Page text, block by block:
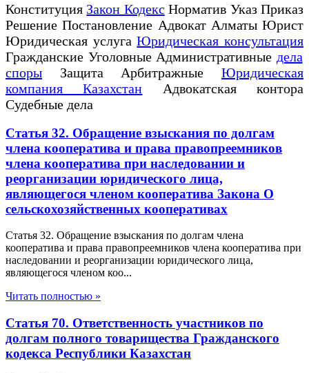
Конституция Закон Кодекс Норматив Указ Приказ
Решение Постановление Адвокат Алматы Юрист
Юридическая услугаЮридическая консультация
Гражданские Уголовные Административные дела
споры Защита Арбитражные Юридическая
компания Казахстан Адвокатская контора
Судебные дела
Статья 32. Обращение взыскания по долгам
члена кооператива и права правопреемников
члена кооператива при наследовании и
реорганизации юридического лица,
являющегося членом кооператива Закона О
сельскохозяйственных кооперативах
Статья 32. Обращение взыскания по долгам члена
кооператива и права правопреемников члена кооператива при
наследовании и реорганизации юридического лица,
являющегося членом коо...
Читать полностью »
Статья 70. Ответственность участников по
долгам полного товарищества Гражданского
кодекса Республики Казахстан